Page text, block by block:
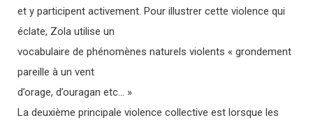
et y participent activement. Pour illustrer cette violence qui
éclate, Zola utilise un
vocabulaire de phénomènes naturels violents « grondement
pareille à un vent
d’orage, d’ouragan etc… »
La deuxième principale violence collective est lorsque les